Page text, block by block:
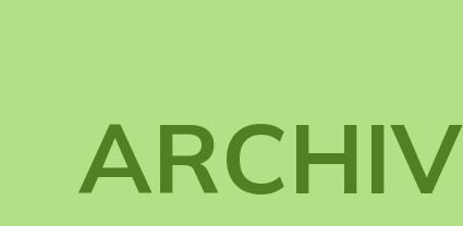
ARCHIV